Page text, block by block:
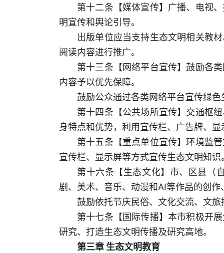
第十二条【媒体宣传】广播、电视
明宣传和舆论引导。
出版单位应当支持生态文明相关教
阅读内容进行推广。
第十三条【网络平台宣传】鼓励各
内容予以优先保障。
鼓励公众通过各类网络平台宣传绿
第十四条【公共场所宣传】交通枢
身特点和优势，利用宣传栏、广告牌、
第十五条【重点单位宣传】环境监
宣传栏、显示屏等方式宣传生态文明知识
第十六条【生态文化】市、区县（
剧、美术、音乐、动漫和AI等作品的创
鼓励依托节庆民俗、文化交流、文
第十七条【国际传播】本市积极开
研究、打造生态文明传播及研究高地。
第三章 生态文明教育